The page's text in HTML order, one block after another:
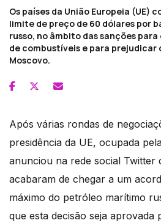
Os países da União Europeia (UE)
limite de preço de 60 dólares por
russo, no âmbito das sanções
de combustíveis e para prejudicar
Moscovo.
Após várias rondas de
presidência da UE, ocupada
anunciou na rede social Twitter
acabaram de chegar a um
máximo do petróleo marítimo
que esta decisão seja aprovada